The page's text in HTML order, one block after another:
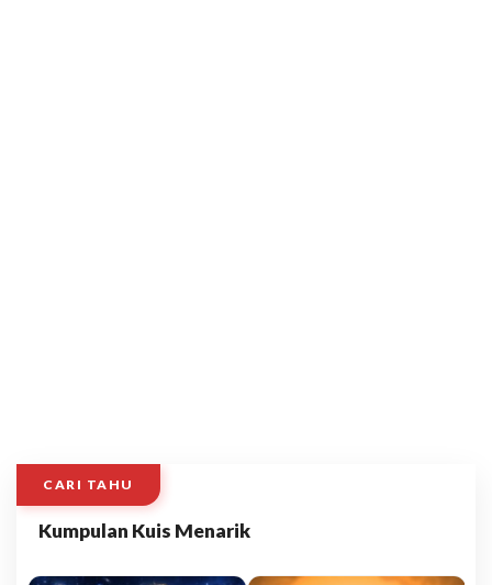
CARI TAHU
Kumpulan Kuis Menarik